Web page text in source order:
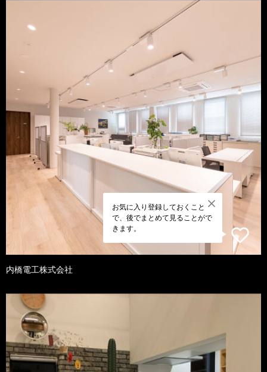
お気に入り登録しておくこと
で、後でまとめて見ることがで
きます。
内橋電工株式会社